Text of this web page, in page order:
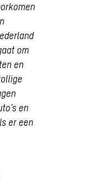
om
en
en
er een